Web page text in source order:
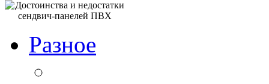
Разное